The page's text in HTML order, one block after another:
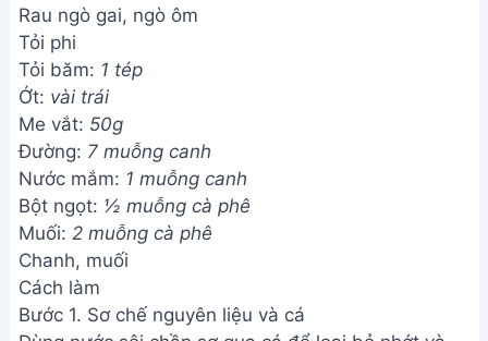
Rau ngò gai, ngò ôm
Tỏi phi
Tỏi băm: 1 tép
Ớt: vài trái
Me vắt: 50g
Đường: 7 muỗng canh
Nước mắm: 1 muỗng canh
Bột ngọt: ½ muỗng cà phê
Muối: 2 muỗng cà phê
Chanh, muối
Cách làm
Bước 1. Sơ chế nguyên liệu và cá